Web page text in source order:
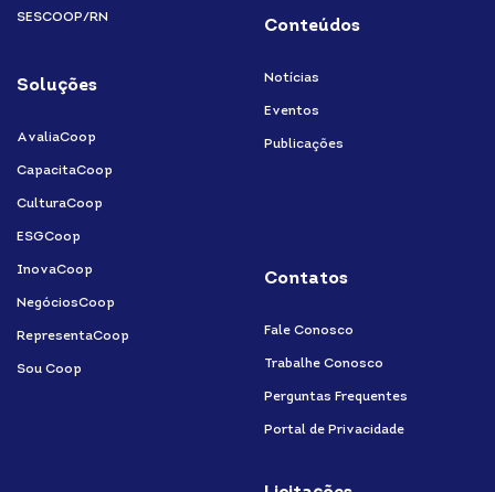
SESCOOP/RN
Soluções
AvaliaCoop
CapacitaCoop
CulturaCoop
ESGCoop
InovaCoop
NegóciosCoop
RepresentaCoop
Sou Coop
Conteúdos
Notícias
Eventos
Publicações
Contatos
Fale Conosco
Trabalhe Conosco
Perguntas Frequentes
Portal de Privacidade